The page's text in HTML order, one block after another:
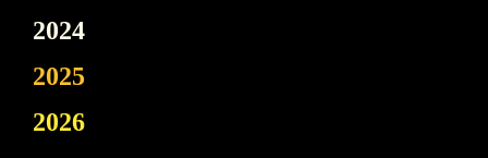
2024
2025
2026